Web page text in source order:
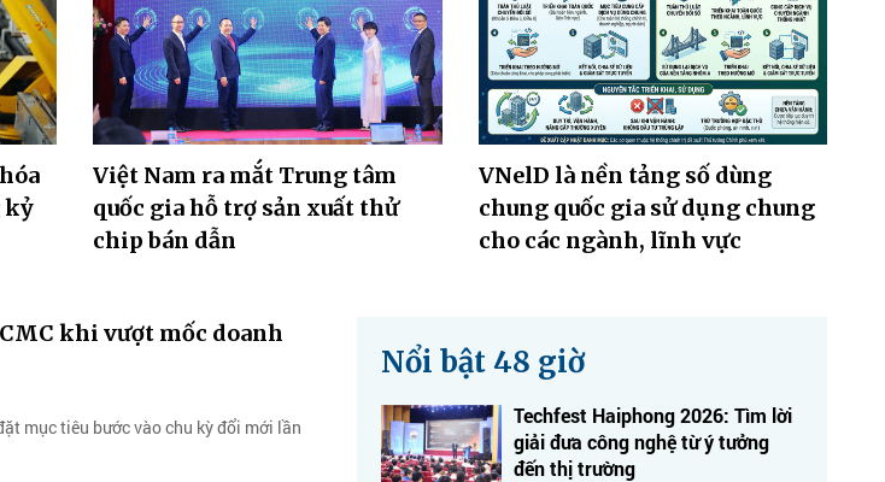
kỷ
Việt Nam ra mắt Trung tâm
quốc gia hỗ trợ sản xuất thử
chip bán dẫn
VNelD là nền tảng số dùng
chung quốc gia sử dụng chung
cho các ngành, lĩnh vực
khi vượt mốc doanh
mục tiêu bước vào chu kỳ đổi mới lần
Nổi bật 48 giờ
Techfest Haiphong 2026: Tìm lời
giải đưa công nghệ từ ý tưởng
đến thị trường